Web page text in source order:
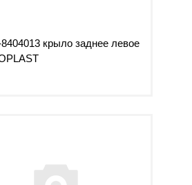
крыло заднее левое